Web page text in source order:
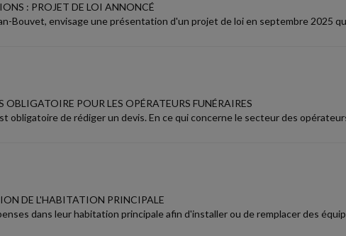
: PROJET DE LOI ANNONCÉ
Bouvet, envisage une présentation d'un projet de loi en septembre 2025
OBLIGATOIRE POUR LES OPÉRATEURS FUNÉRAIRES
obligatoire de rédiger un devis. En ce qui concerne le secteur des
DE L'HABITATION PRINCIPALE
dans leur habitation principale afin d'installer ou de remplacer des